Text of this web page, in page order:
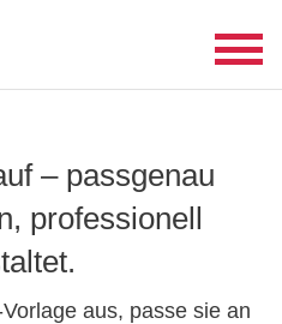
– passgenau
professionell
aus, passe sie an